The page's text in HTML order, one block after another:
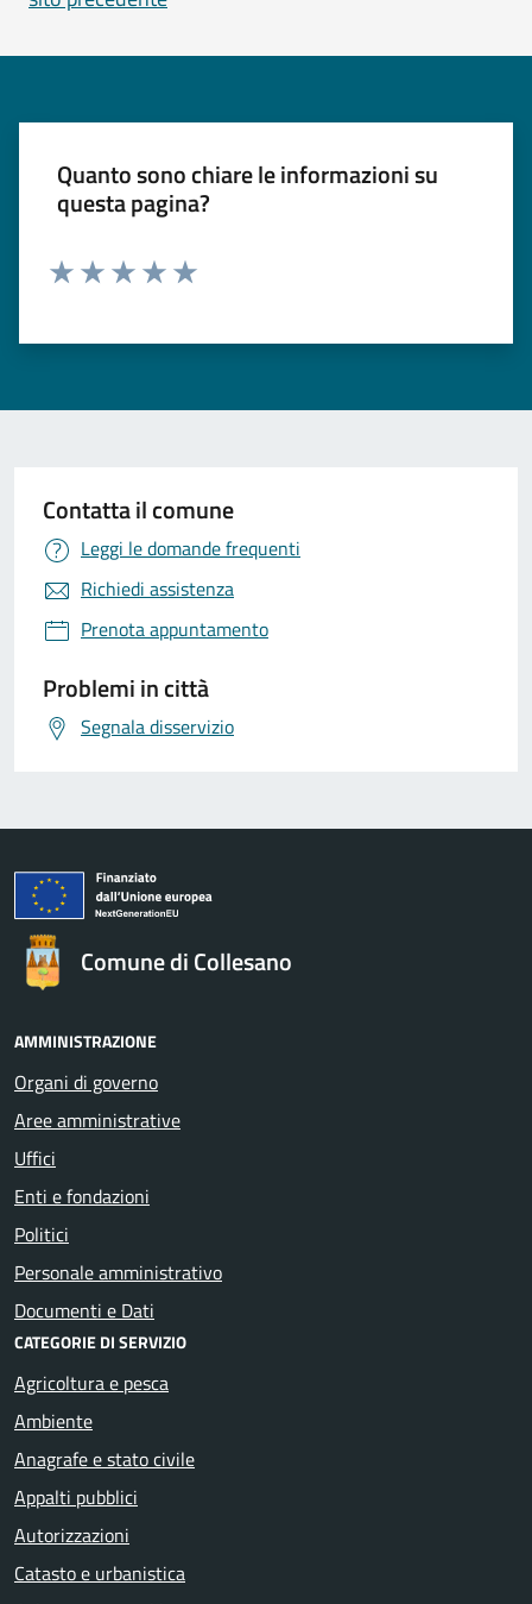
Quanto sono chiare le informazioni su
questa pagina?
Contatta il comune
Leggi le domande frequenti
Richiedi assistenza
Prenota appuntamento
Problemi in città
Segnala disservizio
Comune di Collesano
AMMINISTRAZIONE
Organi di governo
Aree amministrative
Uffici
Enti e fondazioni
Politici
Personale amministrativo
Documenti e Dati
CATEGORIE DI SERVIZIO
Agricoltura e pesca
Ambiente
Anagrafe e stato civile
Appalti pubblici
Autorizzazioni
Catasto e urbanistica